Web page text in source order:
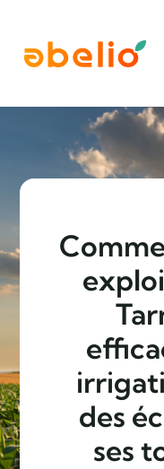
contenu
des
ses